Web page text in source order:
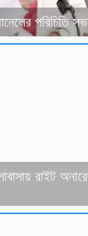
পরিচিতি
রাইট